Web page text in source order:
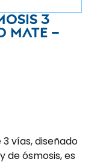
3
mate –
vías, diseñado
de ósmosis, es